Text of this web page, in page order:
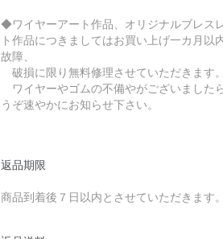
◆ワイヤーアート作品、オリジナルブレス
ト作品につきましてはお買い上げ一カ月以
故障、
破損に限り無料修理させていただきます。
ワイヤーやゴムの不備やがございました
うぞ速やかにお知らせ下さい。
返品期限
商品到着後７日以内とさせていただきます。